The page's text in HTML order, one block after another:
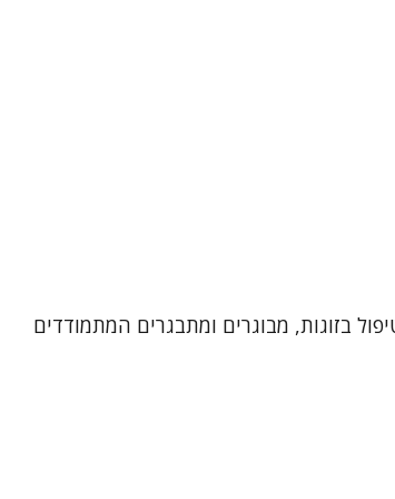
מטפלת בתנועה ומטפלת זוגית ומשפחתית מוסמכת. אני מביאה עמי ניסיון עשיר של למעלה מ-25 שנה בטיפול בזוגות, מבוגרים ומתבגרים המתמודדים